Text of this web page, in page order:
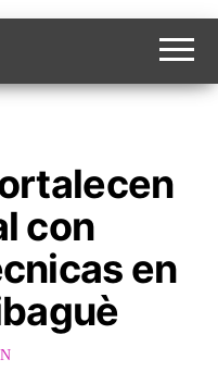
con
en